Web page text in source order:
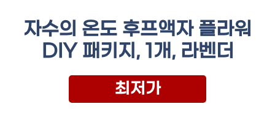
자수의 온도 후프액자 플라워
DIY 패키지, 1개, 라벤더
최저가